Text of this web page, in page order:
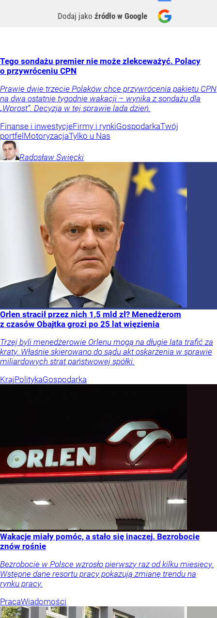
Dodaj jako źródło w Google
Tego sondażu premier nie może zlekceważyć. Polacy
o przywróceniu CPN
Prawie dwie trzecie Polaków chce przywrócenia pakietu CPN
na dwa ostatnie tygodnie wakacji – wynika z sondażu dla
„Wprost”. Decyzja w tej sprawie lada dzień.
Finanse i inwestycjeFirmy i rynkiGospodarkaTwój
portfel MotoryzacjaTylko u Nas
Radosław Święcki
Orlen stracił przez nich 1,5 mld zł? Menedżerom
z czasów Obajtka grozi po 25 lat więzienia
Trzej byli menedżerowie Orlenu mogą na długie lata trafić za
kraty. Właśnie skierowano do sądu akt oskarżenia w sprawie
miliardowych strat państwowej spółki.
KrajPolitykaGospodarka
Wakacje miały pomóc, a stało się inaczej. Bezrobocie
znów rośnie
Bezrobocie w Polsce wzrosło pierwszy raz od kilku miesięcy.
Wstępne dane resortu pracy pokazują zmianę trendu na
rynku pracy.
PracaWiadomości